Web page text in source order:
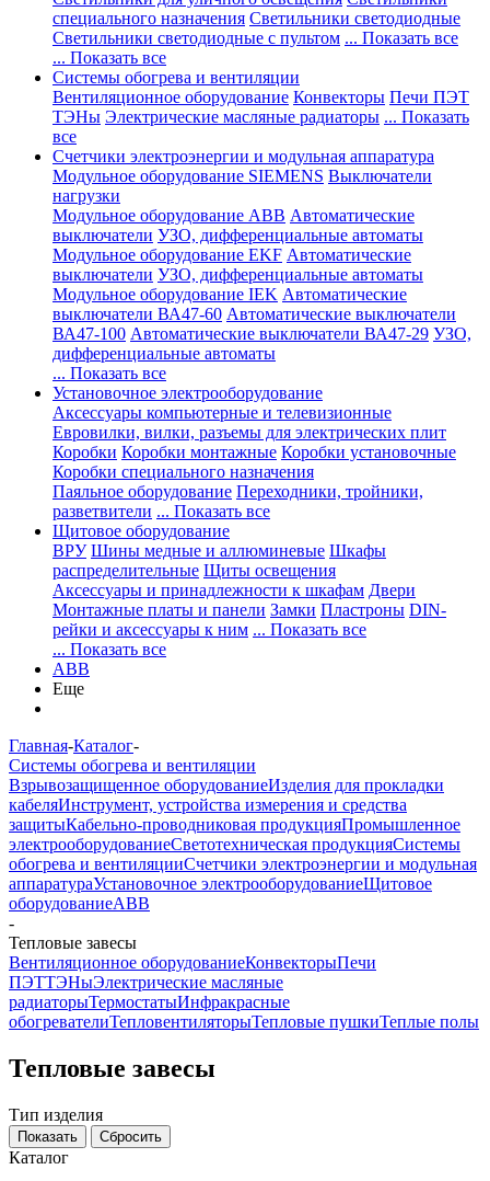
специального назначения Светильники светодиодные
Светильники светодиодные с пультом ... Показать все
... Показать все
Системы обогрева и вентиляции
Вентиляционное оборудование Конвекторы Печи ПЭТ
ТЭНы Электрические масляные радиаторы ... Показать
все
Счетчики электроэнергии и модульная аппаратура
Модульное оборудование SIEMENS Выключатели
нагрузки
Модульное оборудование ABB Автоматические
выключатели УЗО, дифференциальные автоматы
Модульное оборудование EKF Автоматические
выключатели УЗО, дифференциальные автоматы
Модульное оборудование IEK Автоматические
выключатели ВА47-60 Автоматические выключатели
ВА47-100 Автоматические выключатели ВА47-29 УЗО,
дифференциальные автоматы
... Показать все
Установочное электрооборудование
Аксессуары компьютерные и телевизионные
Евровилки, вилки, разъемы для электрических плит
Коробки Коробки монтажные Коробки установочные
Коробки специального назначения
Паяльное оборудование Переходники, тройники,
разветвители ... Показать все
Щитовое оборудование
ВРУ Шины медные и аллюминевые Шкафы
распределительные Щиты освещения
Аксессуары и принадлежности к шкафам Двери
Монтажные платы и панели Замки Пластроны DIN-
рейки и аксессуары к ним ... Показать все
... Показать все
ABB
Еще
Главная-Каталог-
Системы обогрева и вентиляции
Взрывозащищенное оборудованиеИзделия для прокладки
кабеляИнструмент, устройства измерения и средства
защитыКабельно-проводниковая продукцияПромышленное
электрооборудованиеСветотехническая продукцияСистемы
обогрева и вентиляцииСчетчики электроэнергии и модульная
аппаратураУстановочное электрооборудованиеЩитовое
оборудованиеABB
-
Тепловые завесы
Вентиляционное оборудованиеКонвекторыПечи
ПЭТТЭНыЭлектрические масляные
радиаторыТермостатыИнфракрасные
обогревателиТепловентиляторыТепловые пушкиТеплые полы
Тепловые завесы
Тип изделия
Каталог